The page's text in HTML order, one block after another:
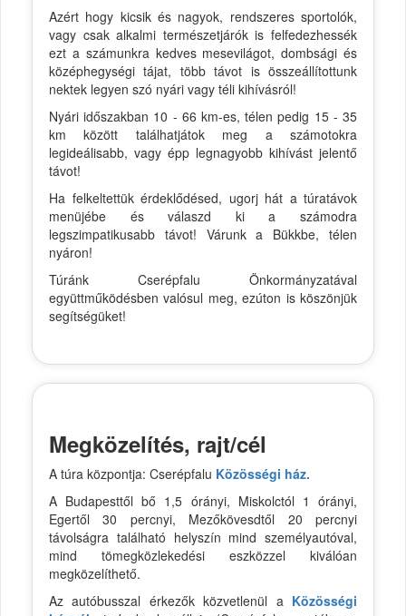
Azért hogy kicsik és nagyok, rendszeres sportolók,
vagy csak alkalmi természetjárók is felfedezhessék
ezt a számunkra kedves mesevilágot, dombsági és
középhegységi tájat, több távot is összeállítottunk
nektek legyen szó nyári vagy téli kihívásról!
Nyári időszakban 10 - 66 km-es, télen pedig 15 - 35
km között találhatjátok meg a számotokra
legideálisabb, vagy épp legnagyobb kihívást jelentő
távot!
Ha felkeltettük érdeklődésed, ugorj hát a túratávok
menüjébe és válaszd ki a számodra
legszimpatikusabb távot! Várunk a Bükkbe, télen
nyáron!
Túránk Cserépfalu Önkormányzatával
együttműködésben valósul meg, ezúton is köszönjük
segítségüket!
Megközelítés, rajt/cél
A túra központja: Cserépfalu Közösségi ház.
A Budapesttől bő 1,5 órányi, Miskolctól 1 órányi,
Egertől 30 percnyi, Mezőkövesdtől 20 percnyi
távolságra található helyszín mind személyautóval,
mind tömegközlekedési eszközzel kiválóan
megközelíthető.
Az autóbusszal érkezők közvetlenül a Közösségi